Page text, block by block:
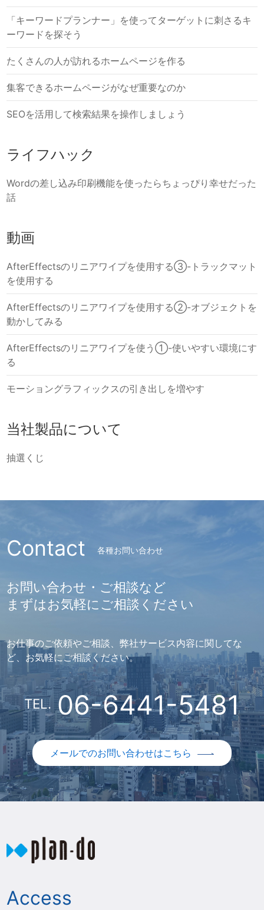
「キーワードプランナー」を使ってターゲットに刺さるキ
ーワードを探そう
たくさんの人が訪れるホームページを作る
集客できるホームページがなぜ重要なのか
SEOを活用して検索結果を操作しましょう
ライフハック
Wordの差し込み印刷機能を使ったらちょっぴり幸せだった
話
動画
AfterEffectsのリニアワイプを使用する③-トラックマット
を使用する
AfterEffectsのリニアワイプを使用する②-オブジェクトを
動かしてみる
AfterEffectsのリニアワイプを使う①-使いやすい環境にす
る
モーショングラフィックスの引き出しを増やす
当社製品について
抽選くじ
Contact 各種お問い合わせ
お問い合わせ・ご相談など
まずはお気軽にご相談ください
お仕事のご依頼やご相談、弊社サービス内容に関してな
ど、お気軽にご相談ください。
TEL. 06-6441-5481
メールでのお問い合わせはこちら
Access